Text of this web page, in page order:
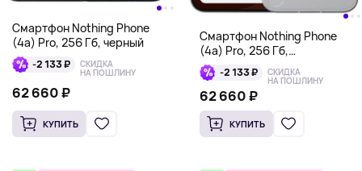
Смартфон Nothing Phone
(4a) Pro, 256 Гб, черный
-2 133 ₽ СКИДКА
НА ПОШЛИНУ
62 660 ₽
КУПИТЬ
Смартфон Nothing Phone
(4a) Pro, 256 Гб,
серебристый
-2 133 ₽ СКИДКА
НА ПОШЛИНУ
62 660 ₽
КУПИТЬ